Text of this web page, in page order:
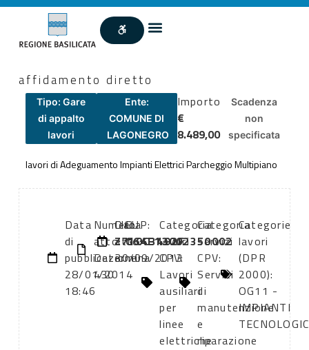
affidamento diretto
Tipo: Gare
di appalto
lavori
Ente:
COMUNE DI
LAGONEGRO
Importo
€
8.489,00
Scadenza
non
specificata
lavori di Adeguamento Impianti Elettrici Parcheggio Multipiano
Data
di
pubblicazione:
28/01/2014
18:46
Numero
atto:
Determina
430
Data
atto:
30/09/2013
CIG:
Z710C3492F
CUP:
G64E13002350002
Categoria
lavori
CPV:
Lavori
ausiliari
per
linee
elettriche
Categoria
servizi
CPV:
Servizi
di
manutenzione
e
riparazione
Categorie
lavori
(DPR
2000):
OG11 -
IMPIANTI